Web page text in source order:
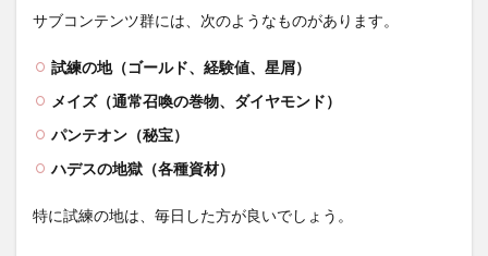
サブコンテンツ群には、次のようなものがあります。
試練の地（ゴールド、経験値、星屑）
メイズ（通常召喚の巻物、ダイヤモンド）
パンテオン（秘宝）
ハデスの地獄（各種資材）
特に試練の地は、毎日した方が良いでしょう。